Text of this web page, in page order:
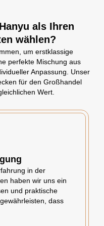
als Ihren
wählen?
um erstklassige
perfekte Mischung aus
Anpassung. Unser
für den Großhandel
Wert.
in der
haben wir uns ein
und praktische
dass